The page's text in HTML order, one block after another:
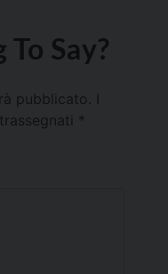
Say?
pubblicato.
*